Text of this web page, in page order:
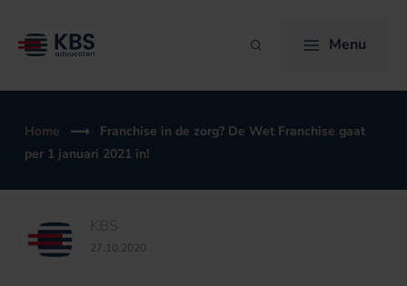
naar
Zoeken Menu
Home
Franchise in de zorg? De Wet Franchise gaat
per 1 januari 2021 in!
KBS
27.10.2020